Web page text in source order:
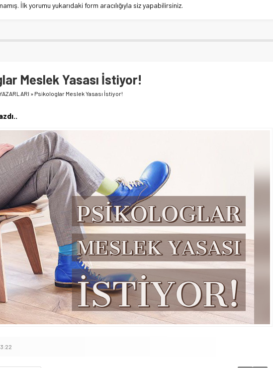
İlk yorumu yukarıdaki form aracılığıyla siz yapabilirsiniz.
Meslek Yasası İstiyor!
» Psikologlar Meslek Yasası İstiyor!